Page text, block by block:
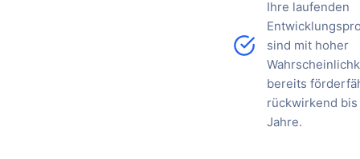
Ihre laufenden
sind mit hoher
bereits
rückwirkend
Jahre.